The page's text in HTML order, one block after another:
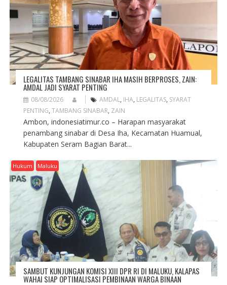
LEGALITAS TAMBANG SINABAR IHA MASIH BERPROSES, ZAIN:
AMDAL JADI SYARAT PENTING
08/08/2026 AMDAL, IHA, LEGALITAS, SYARAT
PENTING, TAMBANG SINABAR, ZAIN
Ambon, indonesiatimur.co – Harapan masyarakat
penambang sinabar di Desa Iha, Kecamatan Huamual,
Kabupaten Seram Bagian Barat...
Hukum Maluku
SAMBUT KUNJUNGAN KOMISI XIII DPR RI DI MALUKU, KALAPAS
WAHAI SIAP OPTIMALISASI PEMBINAAN WARGA BINAAN